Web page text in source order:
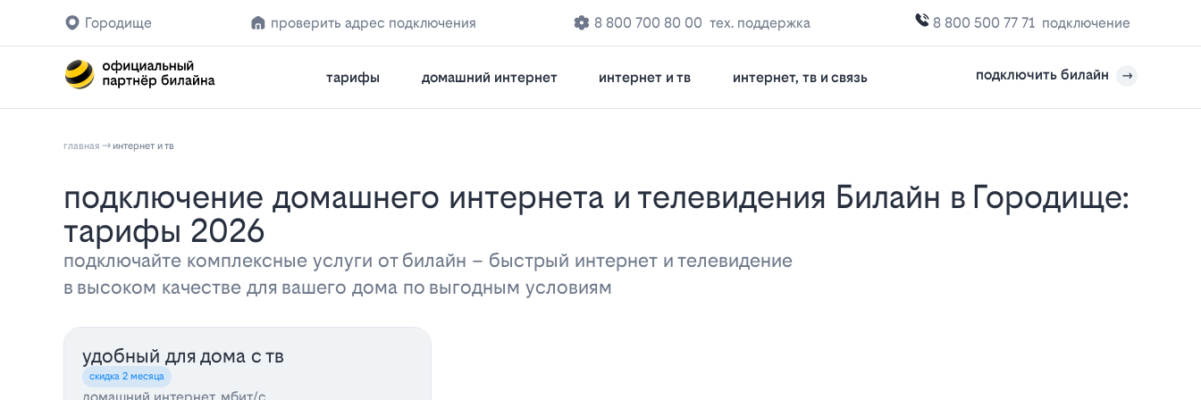
Городище проверить адрес подключения 8 800 700 80 00 тех. поддержка 8 800 500 77 71 подключение
тарифы домашний интернет интернет и тв интернет, тв и связь подключить билайн
главная интернет и тв
Подключение домашнего интернета и телевидения Билайн в Городище:
тарифы 2026
подключайте комплексные услуги от билайн – быстрый интернет и телевидение
в высоком качестве для вашего дома по выгодным условиям
удобный для дома с тв
скидка 2 месяца